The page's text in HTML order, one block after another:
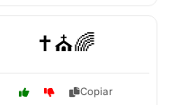
✝️⛪🌈
Copiar